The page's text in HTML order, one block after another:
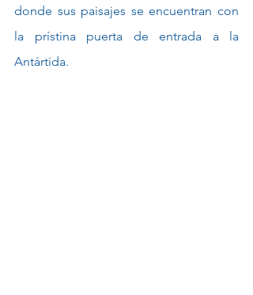
donde sus paisajes se encuentran con
la prístina puerta de entrada a la
Antártida.